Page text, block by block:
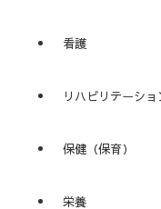
看護
リハビリテーショ
保健（保育）
栄養